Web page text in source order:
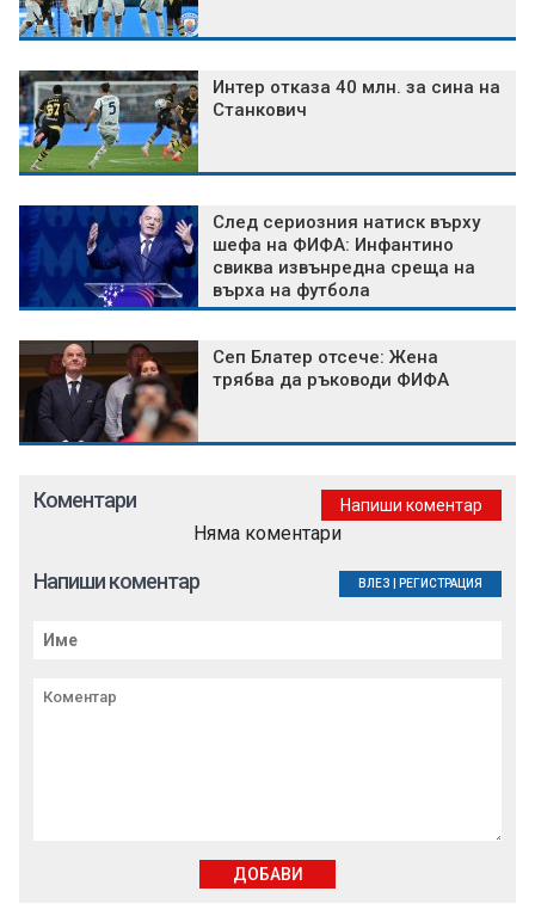
Интер отказа 40 млн. за сина на
Станкович
След сериозния натиск върху
шефа на ФИФА: Инфантино
свиква извънредна среща на
върха на футбола
Сеп Блатер отсече: Жена
трябва да ръководи ФИФА
Коментари Напиши коментар
Няма коментари
Напиши коментар ВЛЕЗ РЕГИСТРАЦИЯ
ДОБАВИ